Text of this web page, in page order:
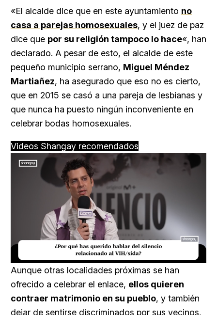
«El alcalde dice que en este ayuntamiento no
casa a parejas homosexuales, y el juez de paz
dice que por su religión tampoco lo hace«, han
declarado. A pesar de esto, el alcalde de este
pequeño municipio serrano, Miguel Méndez
Martiañez, ha asegurado que eso no es cierto,
que en 2015 se casó a una pareja de lesbianas y
que nunca ha puesto ningún inconveniente en
celebrar bodas homosexuales.
Videos Shangay recomendados
Loaded :
17.60%
Aunque otras localidades próximas se han
ofrecido a celebrar el enlace, ellos quieren
contraer matrimonio en su pueblo, y también
dejar de sentirse discriminados por sus vecinos,